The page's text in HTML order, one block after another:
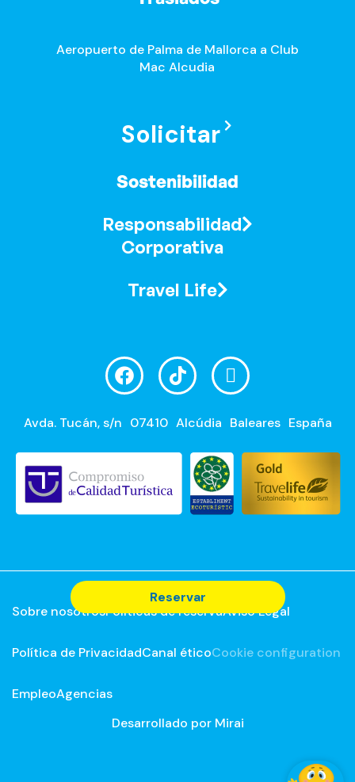
Reservar
Aeropuerto de Palma de Mallorca a Club
Mac Alcudia
Solicitar
Sostenibilidad
Responsabilidad
Corporativa
Travel Life
Avda. Tucán, s/n 07410 Alcúdia Baleares España
Sobre nosotrosPolíticas de reservaAviso Legal
Política de PrivacidadCanal éticoCookie configuration
EmpleoAgencias
Desarrollado por Mirai